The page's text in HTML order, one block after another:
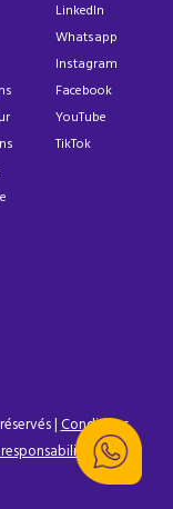
LinkedIn
Whatsapp
Instagram
Facebook
YouTube
TikTok
| Conditions